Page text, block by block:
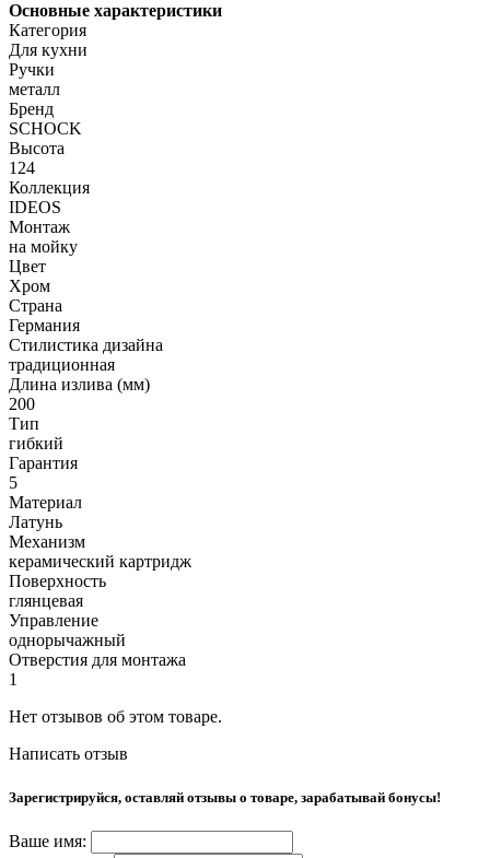
Основные характеристики
Категория
Для кухни
Ручки
металл
Бренд
SCHOCK
Высота
124
Коллекция
IDEOS
Монтаж
на мойку
Цвет
Хром
Страна
Германия
Стилистика дизайна
традиционная
Длина излива (мм)
200
Тип
гибкий
Гарантия
5
Материал
Латунь
Механизм
керамический картридж
Поверхность
глянцевая
Управление
однорычажный
Отверстия для монтажа
1
Нет отзывов об этом товаре.
Написать отзыв
Зарегистрируйся, оставляй отзывы о товаре, зарабатывай бонусы!
Ваше имя: